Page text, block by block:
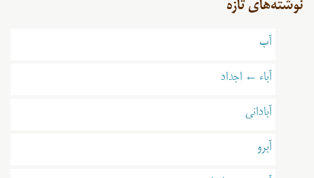
نوشته‌های تازه
آب
آباء ← اجداد
آبادانی
آبرو